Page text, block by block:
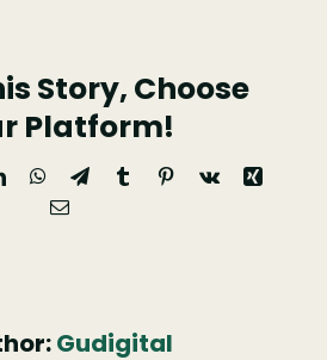
1
Story, Choose
Platform!
LinkedInWhatsApp
TelegramTumblrPinterest
Vk
Xing
Email
Gudigital